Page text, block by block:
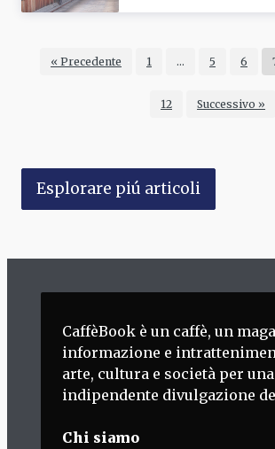
« Precedente 1 … 5 6
12 Successivo »
Esplorare piú articoli
CaffèBook è un caffè, un
informazione e
arte, cultura e società per
indipendente divulgazione
Chi siamo